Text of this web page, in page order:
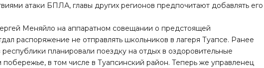
атаки БПЛА, главы других регионов предпочитают добавлять его
Меняйло на аппаратном совещании о предстоящей
распоряжение не отправлять школьников в лагеря Туапсе. Ранее
планировали поездку на отдых в оздоровительные
в том числе в Туапсинский район. Теперь же управленец